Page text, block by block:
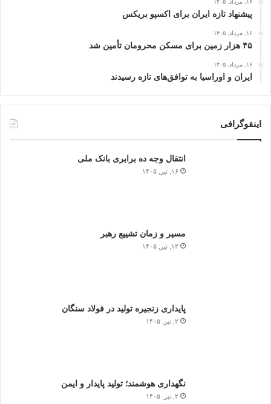
پیشنهاد تازه ایران برای اکسپو بریکس
۱۶, مرداد, ۱۴۰۵
۴۵ هزار زمین برای مسکن محرومان تأمین شد
۱۶, مرداد, ۱۴۰۵
ایران و اوراسیا به توافق‌های تازه رسیدند
اینفوگرافی
انتقال وجه ده برابری بانک ملی
۱۶, تیر, ۱۴۰۵
مسیر و زمان تشییع رهبر
۱۳, تیر, ۱۴۰۵
پایداری زنجیره تولید در فولاد سنگان
۲, تیر, ۱۴۰۵
نگهداری هوشمند؛ تولید پایدار و ایمن
۲, تیر, ۱۴۰۵